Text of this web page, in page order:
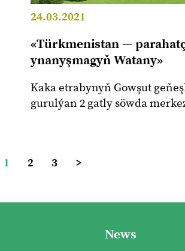
24.03.2021
«Türkmenistan —
ynanyşmagyň Watany»
Kaka etrabynyň Gowşut
gurulýan 2 gatly söwda
1 2 3 >
News